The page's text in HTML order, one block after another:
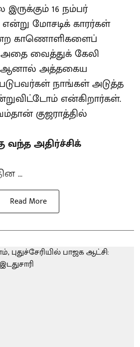
இருக்கும் 16 நம்பர்
மோசடிக் காரர்கள்
காணொளிகளைப்
அதை வைத்துக் கேலி
ஆனால் அத்தகைய
நாங்கள் அடுத்த
என்கிறார்கள்.
குஜராத்தில்
வந்த அதிர்ச்சிக்
...
Read More